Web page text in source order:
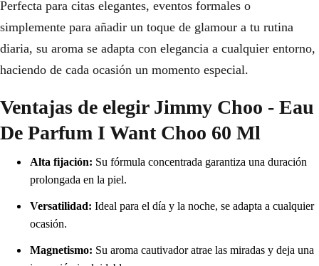
Perfecta para citas elegantes, eventos formales o
simplemente para añadir un toque de glamour a tu rutina
diaria, su aroma se adapta con elegancia a cualquier entorno,
haciendo de cada ocasión un momento especial.
Ventajas de elegir Jimmy Choo - Eau
De Parfum I Want Choo 60 Ml
Alta fijación: Su fórmula concentrada garantiza una duración
prolongada en la piel.
Versatilidad: Ideal para el día y la noche, se adapta a cualquier
ocasión.
Magnetismo: Su aroma cautivador atrae las miradas y deja una